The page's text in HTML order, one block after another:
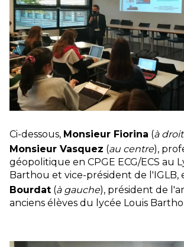
Ci-dessous, Monsieur Fiorina (à
Monsieur Vasquez (au centre),
géopolitique en CPGE ECG/ECS au
Barthou et vice-président de l'IGLB,
Bourdat (à gauche), président de
anciens élèves du lycée Louis